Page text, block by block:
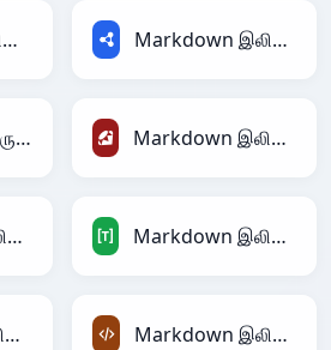
Markdown இலிருந்து RDataFrame Markdown இலிருந்து RDF
Markdown இலிருந்து reStructuredText Markdown இலிருந்து Ruby
Markdown இலிருந்து Magic Markdown இலிருந்து TOML
Markdown இலிருந்து TracWiki Markdown இலிருந்து XML